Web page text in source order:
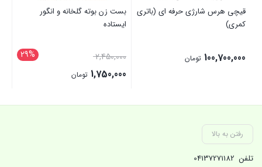
قیچی هرس شارژی حرفه ای (باتری
کمری)
100,700,000 تومان
بست زن بوته گلخانه و انگور
ایستاده
29% 2,450,000قیمت
اصلی:
بود.
1,750,000 تومان
فعلی:
رفتن به بالا
تلفن 04137271182